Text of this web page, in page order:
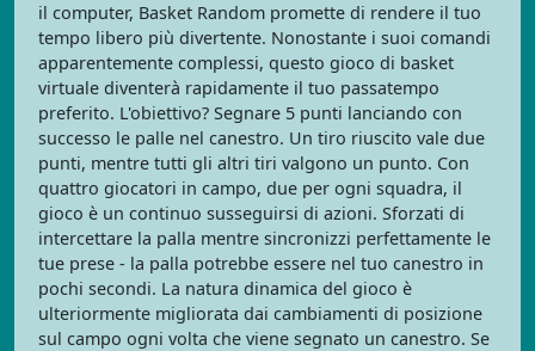
il computer, Basket Random promette di rendere il tuo
tempo libero più divertente. Nonostante i suoi comandi
apparentemente complessi, questo gioco di basket
virtuale diventerà rapidamente il tuo passatempo
preferito. L'obiettivo? Segnare 5 punti lanciando con
successo le palle nel canestro. Un tiro riuscito vale due
punti, mentre tutti gli altri tiri valgono un punto. Con
quattro giocatori in campo, due per ogni squadra, il
gioco è un continuo susseguirsi di azioni. Sforzati di
intercettare la palla mentre sincronizzi perfettamente le
tue prese - la palla potrebbe essere nel tuo canestro in
pochi secondi. La natura dinamica del gioco è
ulteriormente migliorata dai cambiamenti di posizione
sul campo ogni volta che viene segnato un canestro. Se